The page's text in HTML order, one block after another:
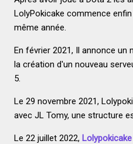
LolyPokicake commence enfin
même année.
En février 2021, Il annonce un
la création d'un nouveau
5.
Le 29 novembre 2021,
avec JL Tomy, une structure
Le 22 juillet 2022,